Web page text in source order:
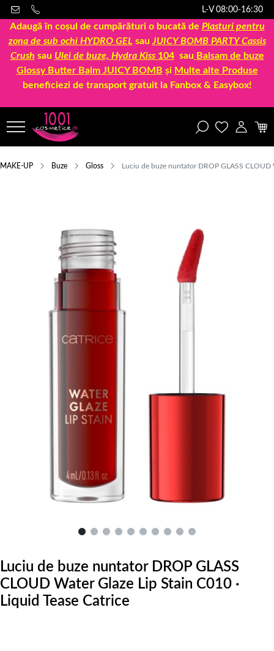
L-V 08:00-16:30
Adaugă în coșul de cumpărături o bucată de Plasturi pentru
zona de sub ochi HYDRO GEL sau JUICY BOMB PARTY Cassis
Crush sau Ulei de buze, Hydra Kiss 104sau Balsam de buze
Glossy Butter Balm JUICY BOMB și Multe alte Produse
beneficiezi de transport gratuit la Fanbox & Easybox!
MAKE-UP Buze Gloss Luciu de buze nuntator DROP GLASS CLOUD
Luciu de buze nuntator DROP GLASS
CLOUD Water Glaze Lip Stain C010 ·
Liquid Tease Catrice